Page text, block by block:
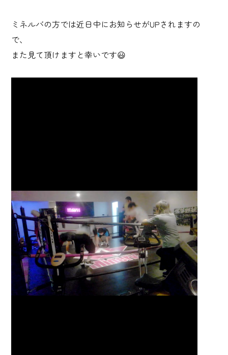
ミネルバの方では近日中にお知らせがUPされますの
で、
また見て頂けますと幸いです😃